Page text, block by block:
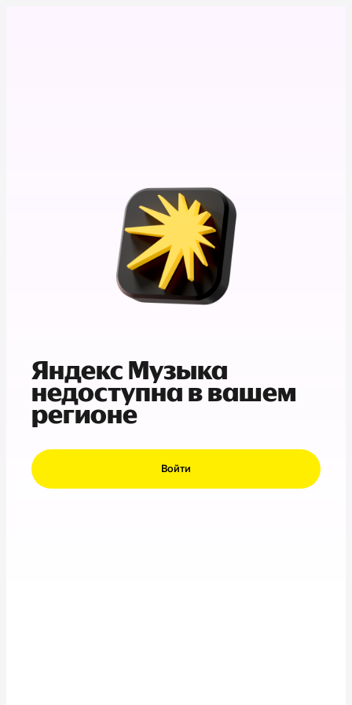
Яндекс Музыка
недоступна в вашем
регионе
Войти